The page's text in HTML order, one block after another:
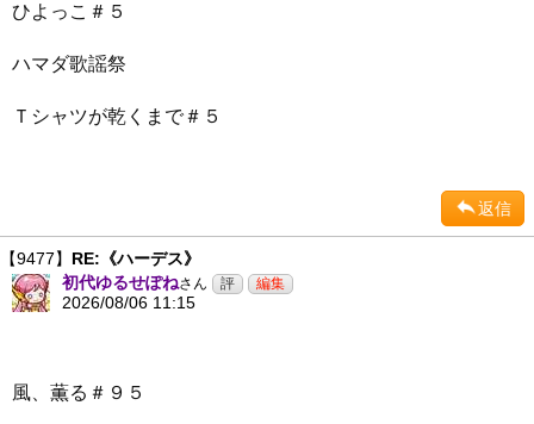
ひよっこ＃５
ハマダ歌謡祭
Ｔシャツが乾くまで＃５
返信
【9477】 RE:《ハーデス》
初代ゆるせぽねさん
2026/08/06 11:15
風、薫る＃９５